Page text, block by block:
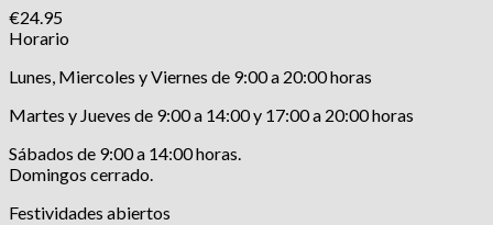
€24.95
Horario
Lunes, Miercoles y Viernes de 9:00 a 20:00 horas
Martes y Jueves de 9:00 a 14:00 y 17:00 a 20:00 horas
Sábados de 9:00 a 14:00 horas.
Domingos cerrado.
Festividades abiertos